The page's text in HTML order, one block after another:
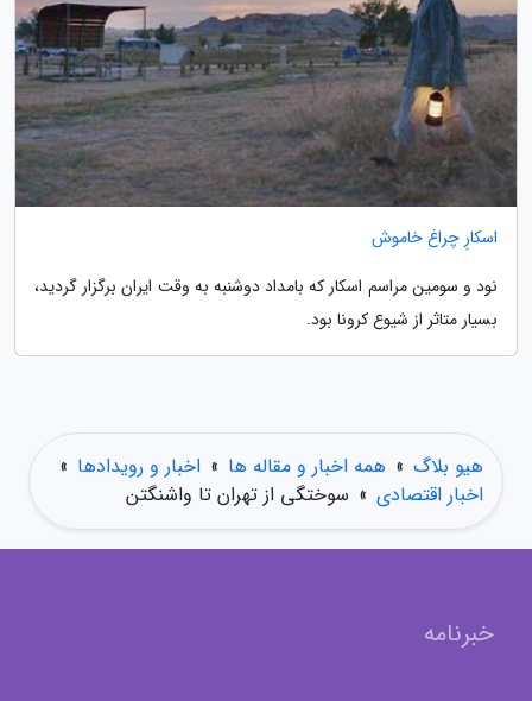
اسکارِ چراغ خاموش
نود و سومین مراسم اسکار که بامداد دوشنبه به وقت ایران برگزار گردید،
بسیار متاثر از شیوع کرونا بود.
هیو بلاگ » همه اخبار و مقاله ها » اخبار و رویدادها »
اخبار اقتصادی » سوختگی از تهران تا واشنگتن
خبرنامه